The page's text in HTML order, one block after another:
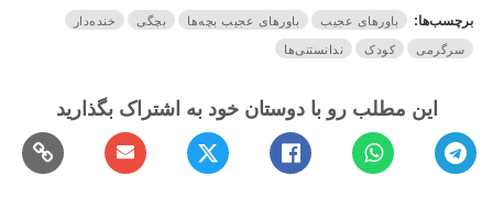
برچسب‌ها: باورهای عجیب باورهای عجیب بچه‌ها بچگی خنده‌دار
سرگرمی کودک ندانستنی‌ها